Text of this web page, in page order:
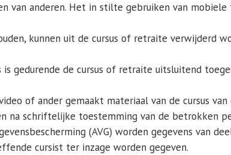
anderen. Het in stilte gebruiken van
kunnen uit de cursus of retraite verwijderd
gedurende de cursus of retraite uitsluitend
of ander gemaakt materiaal van de cursus
na schriftelijke toestemming van de betrokken
(AVG) worden gegevens van
cursist ter inzage worden gegeven.